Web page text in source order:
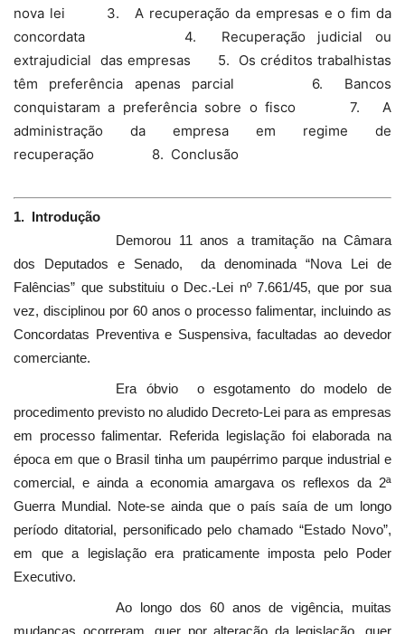
nova lei 3. A recuperação da empresas e o fim da
concordata 4. Recuperação judicial ou
extrajudicial das empresas 5. Os créditos trabalhistas
têm preferência apenas parcial 6. Bancos
conquistaram a preferência sobre o fisco 7. A
administração da empresa em regime de
recuperação 8. Conclusão
1. Introdução
Demorou 11 anos a tramitação na Câmara
dos Deputados e Senado, da denominada “Nova Lei de
Falências” que substituiu o Dec.-Lei nº 7.661/45, que por sua
vez, disciplinou por 60 anos o processo falimentar, incluindo as
Concordatas Preventiva e Suspensiva, facultadas ao devedor
comerciante.
Era óbvio o esgotamento do modelo de
procedimento previsto no aludido Decreto-Lei para as empresas
em processo falimentar. Referida legislação foi elaborada na
época em que o Brasil tinha um paupérrimo parque industrial e
comercial, e ainda a economia amargava os reflexos da 2ª
Guerra Mundial. Note-se ainda que o país saía de um longo
período ditatorial, personificado pelo chamado “Estado Novo”,
em que a legislação era praticamente imposta pelo Poder
Executivo.
Ao longo dos 60 anos de vigência, muitas